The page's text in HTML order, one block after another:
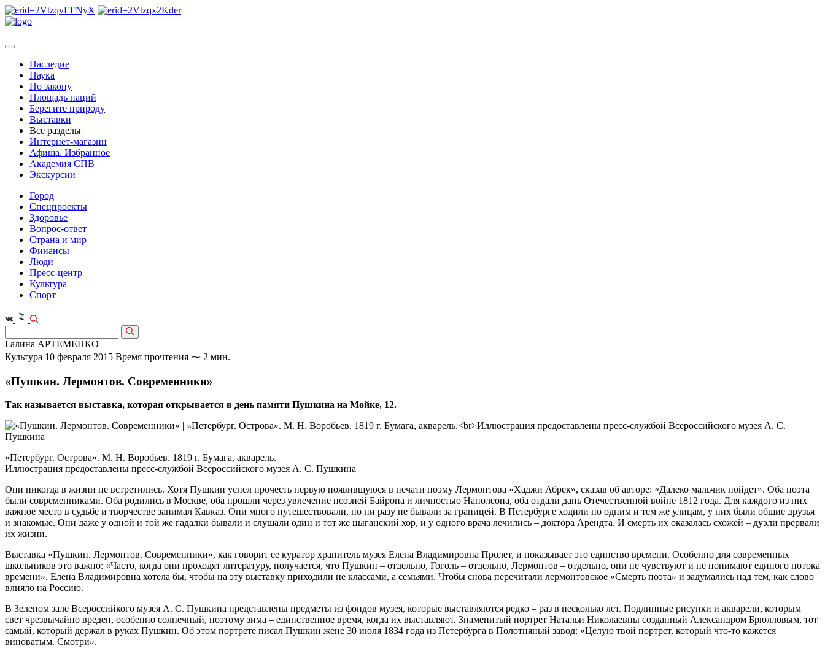
Наследие
Наука
По закону
Площадь наций
Берегите природу
Выставки
Все разделы
Интернет-магазин
Афиша. Избранное
Академия СПВ
Экскурсии
Город
Спецпроекты
Здоровье
Вопрос-ответ
Страна и мир
Финансы
Люди
Пресс-центр
Культура
Спорт
Галина АРТЕМЕНКО
Культура 10 февраля 2015 Время прочтения ⁓ 2 мин.
«Пушкин. Лермонтов. Современники»
Так называется выставка, которая открывается в день памяти Пушкина на Мойке, 12.
«Петербург. Острова». М. Н. Воробьев. 1819 г. Бумага, акварель.
Иллюстрация предоставлены пресс-службой Всероссийского музея А. С. Пушкина
Они никогда в жизни не встретились. Хотя Пушкин успел прочесть первую появившуюся в печати поэму Лермонтова «Хаджи Абрек», сказав об авторе: «Далеко мальчик пойдет». Оба поэта
были современниками. Оба родились в Москве, оба прошли через увлечение поэзией Байрона и личностью Наполеона, оба отдали дань Отечественной войне 1812 года. Для каждого из них
важное место в судьбе и творчестве занимал Кавказ. Они много путешествовали, но ни разу не бывали за границей. В Петербурге ходили по одним и тем же улицам, у них были общие друзья
и знакомые. Они даже у одной и той же гадалки бывали и слушали один и тот же цыганский хор, и у одного врача лечились – доктора Арендта. И смерть их оказалась схожей – дуэли прервали
их жизни.
Выставка «Пушкин. Лермонтов. Современники», как говорит ее куратор хранитель музея Елена Владимировна Пролет, и показывает это единство времени. Особенно для современных
школьников это важно: «Часто, когда они проходят литературу, получается, что Пушкин – отдельно, Гоголь – отдельно, Лермонтов – отдельно, они не чувствуют и не понимают единого потока
времени». Елена Владимировна хотела бы, чтобы на эту выставку приходили не классами, а семьями. Чтобы снова перечитали лермонтовское «Смерть поэта» и задумались над тем, как слово
влияло на Россию.
В Зеленом зале Всероссийкого музея А. С. Пушкина представлены предметы из фондов музея, которые выставляются редко – раз в несколько лет. Подлинные рисунки и акварели, которым
свет чрезвычайно вреден, особенно солнечный, поэтому зима – единственное время, когда их выставляют. Знаменитый портрет Натальи Николаевны созданный Александром Брюлловым, тот
самый, который держал в руках Пушкин. Об этом портрете писал Пушкин жене 30 июля 1834 года из Петербурга в Полотняный завод: «Целую твой портрет, который что-то кажется
виноватым. Смотри».